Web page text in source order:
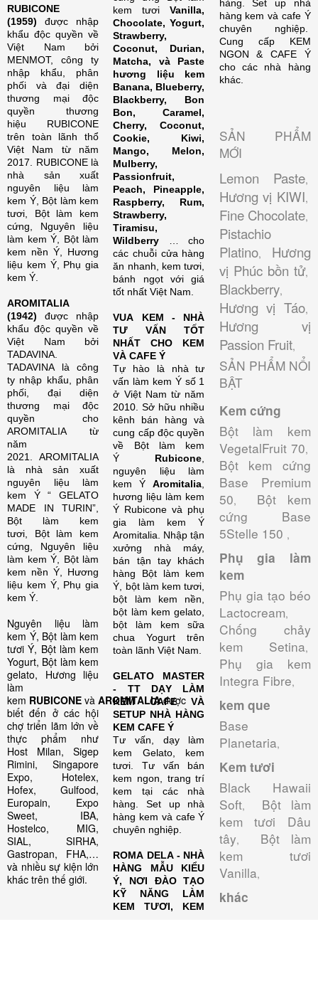
RUBICONE
(1959) được nhập
khẩu độc quyền về
Việt Nam bởi
MENMOT, công ty
nhập khẩu, phân
phối và đại diện
thương mại độc
quyền thương
hiệu RUBICONE
trên toàn lãnh thổ
Việt Nam từ năm
2017. RUBICONE là
nhà sản xuất
nguyên liệu làm
kem Ý, Bột làm kem
tươi, Bột làm kem
cứng, Nguyên liệu
làm kem Ý, Bột làm
kem nền Ý, Hương
liệu kem Ý, Phụ gia
kem Ý.
AROMITALIA
(1942) được nhập
khẩu độc quyền về
Việt Nam bởi
TADAVINA.
TADAVINA là công
ty nhập khẩu, phân
phối, đại diện
thương mại độc
quyền cho
AROMITALIA từ
năm
2021. AROMITALIA
là nhà sản xuất
nguyên liệu làm
kem Ý “ GELATO
MADE IN TURIN”,
Bột làm kem
tươi, Bột làm kem
cứng, Nguyên liệu
làm kem Ý, Bột làm
kem nền Ý, Hương
liệu kem Ý, Phụ gia
kem Ý.
Nguyên liệu làm
kem Ý, Bột làm kem
tươi Ý, Bột làm kem
Yogurt, Bột làm kem
gelato, Hương liệu
làm
kem RUBICONE và AROMITALIAđược
biết đến ở các hội
chợ triển lãm lớn về
thực phẩm như
Host Milan, Sigep
Rimini, Singapore
Expo, Hotelex,
Hofex, Gulfood,
Europain, Expo
Sweet, IBA,
Hostelco, MIG,
SIAL, SIRHA,
Gastropan, FHA,…
và nhiều sự kiện lớn
khác trên thế giới.
kem tươiVanilla,
Chocolate, Yogurt,
Strawberry,
Coconut, Durian,
Matcha, và Paste
hương liệu kem
Banana, Blueberry,
Blackberry, Bon
Bon, Caramel,
Cherry, Coconut,
Cookie, Kiwi,
Mango, Melon,
Mulberry,
Passionfruit,
Peach, Pineapple,
Raspberry, Rum,
Strawberry,
Tiramisu,
Wildberry … cho
các chuỗi cửa hàng
ăn nhanh, kem tươi,
bánh ngọt với giá
tốt nhất Việt Nam.
VUA KEM - NHÀ
TƯ VẤN TỐT
NHẤT CHO KEM
VÀ CAFE Ý
Tự hào là nhà tư
vấn làm kem Ý số 1
ở Việt Nam từ năm
2010. Sở hữu nhiều
kênh bán hàng và
cung cấp độc quyền
về Bột làm kem
Ý Rubicone
nguyên liệu làm
kem ÝAromitalia
hương liệu làm kem
Ý Rubicone và phụ
gia làm kem Ý
Aromitalia. Nhập tận
xưởng nhà máy,
bán tận tay khách
hàng Bột làm kem
Ý, bột làm kem tươi,
bột làm kem nền,
bột làm kem gelato,
bột làm kem sữa
chua Yogurt trên
toàn lãnh Việt Nam.
GELATO MASTER
- TT DẠY LÀM
KEM CAFE VÀ
SETUP NHÀ HÀNG
KEM CAFE Ý
Tư vấn, dạy làm
kem Gelato, kem
tươi. Tư vấn bán
kem ngon, trang trí
kem tại các nhà
hàng. Set up nhà
hàng kem và cafe Ý
chuyên nghiệp.
ROMA DELA - NHÀ
HÀNG MẪU KIỂU
Ý, NƠI ĐÀO TẠO
KỸ NĂNG LÀM
KEM TƯƠI, KEM
hàng. Set up nhà
hàng kem và cafe Ý
chuyên nghiệp.
Cung cấp KEM
NGON & CAFE Ý
cho các nhà hàng
khác.
SẢN PHẨM
MỚI
Lemon Paste,
Hương vị KIWI,
Fine Chocolate,
Pistachio
Platino, Hương
vị Phúc bồn tử,
Blackberry,
Hương vị Táo,
Hương vị
Passion Fruit,
SẢN PHẨM NỔI
BẬT
Kem cứng
Bột làm kem
VegetalFruit 70,
Bột kem cứng
Base Premium
50, Bột kem
cứng Base
5Stelle 150 ,
Phụ gia làm
kem
Phụ gia tạo béo
Lactocream,
Chống chảy
kem Setina,
Phụ gia kem
Integra Fibre,
kem que
Base
Planetaria,
Kem tươi
Black Hawaii
Soft, Bột làm
kem tươi Dâu
tây, Bột làm
kem tươi
Vanilla,
khác